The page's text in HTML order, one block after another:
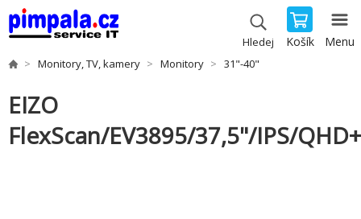
Hledej Košík Menu
Monitory, TV, kamery Monitory 31"-40"
EIZO
FlexScan/EV3895/37,5"/IPS/